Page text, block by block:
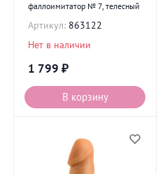
фаллоимитатор № 7, телесный
Артикул: 863122
Нет в наличии
1 799 ₽
В корзину